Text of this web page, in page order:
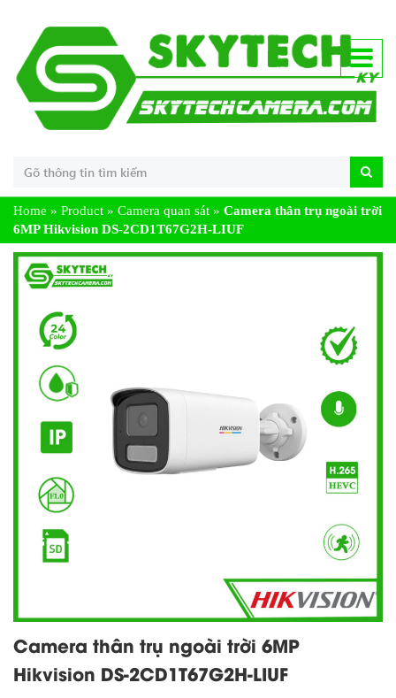
Home » Product » Camera quan sát » Camera thân trụ ngoài trời
6MP Hikvision DS-2CD1T67G2H-LIUF
Camera thân trụ ngoài trời 6MP
Hikvision DS-2CD1T67G2H-LIUF